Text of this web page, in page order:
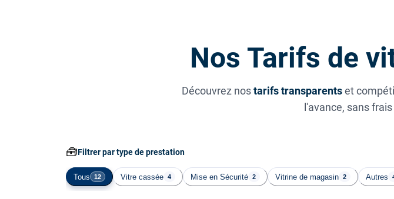
Nos Tarifs de
Découvrez nostarifs transparentset
l'avance, sans
🧰Filtrer par type de prestation
Tous 12 Vitre cassée 4 Mise en Sécurité 2 Vitrine de magasin 2 Autres